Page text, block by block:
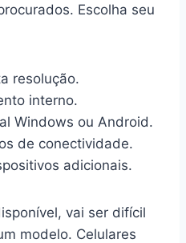
Escolha seu
resolução.
interno.
Windows ou Android.
de conectividade.
adicionais.
vai ser difícil
modelo. Celulares